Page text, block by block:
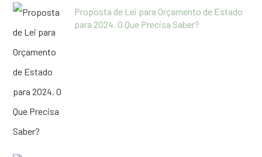
Proposta de Lei para Orçamento de Estado
para 2024. O Que Precisa Saber?